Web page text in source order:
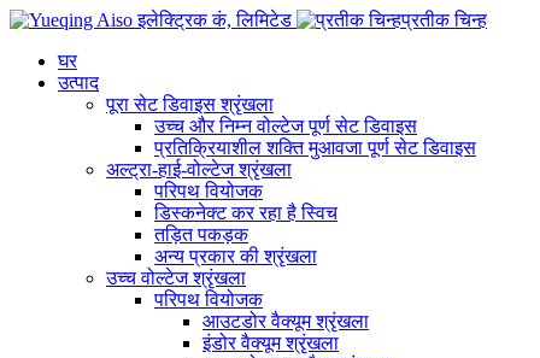
प्रतीक चिन्ह
घर
उत्पाद
पूरा सेट डिवाइस श्रृंखला
उच्च और निम्न वोल्टेज पूर्ण सेट डिवाइस
प्रतिक्रियाशील शक्ति मुआवजा पूर्ण सेट डिवाइस
अल्ट्रा-हाई-वोल्टेज श्रृंखला
परिपथ वियोजक
डिस्कनेक्ट कर रहा है स्विच
तड़ित पकड़क
अन्य प्रकार की श्रृंखला
उच्च वोल्टेज श्रृंखला
परिपथ वियोजक
आउटडोर वैक्यूम श्रृंखला
इंडोर वैक्यूम श्रृंखला